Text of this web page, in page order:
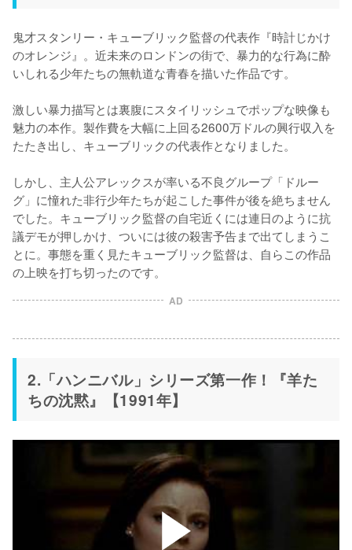
鬼才スタンリー・キューブリック監督の代表作『時計じかけ
のオレンジ』。近未来のロンドンの街で、暴力的な行為に酔
いしれる少年たちの無軌道な青春を描いた作品です。
激しい暴力描写とは裏腹にスタイリッシュでポップな映像も
魅力の本作。製作費を大幅に上回る2600万ドルの興行収入を
たたき出し、キューブリックの代表作となりました。
しかし、主人公アレックスが率いる不良グループ「ドルー
グ」に憧れた非行少年たちが起こした事件が後を絶ちません
でした。キューブリック監督の自宅近くには連日のように抗
議デモが押しかけ、ついには彼の殺害予告まで出てしまうこ
とに。事態を重く見たキューブリック監督は、自らこの作品
の上映を打ち切ったのです。
AD
2.「ハンニバル」シリーズ第一作！『羊た
ちの沈黙』【1991年】